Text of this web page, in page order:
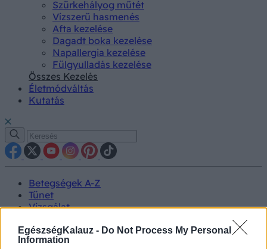
EgészségKalauz - Do Not Process My Personal
Information
Szürkehályog műtét
Vízszerű hasmenés
Afta kezelése
Dagadt boka kezelése
Napallergia kezelése
Fülgyulladás kezelése
Összes Kezelés
Életmódváltás
Kutatás
Betegségek A-Z
Tünet
Vizsgálat
Életmódváltás
Kutatás